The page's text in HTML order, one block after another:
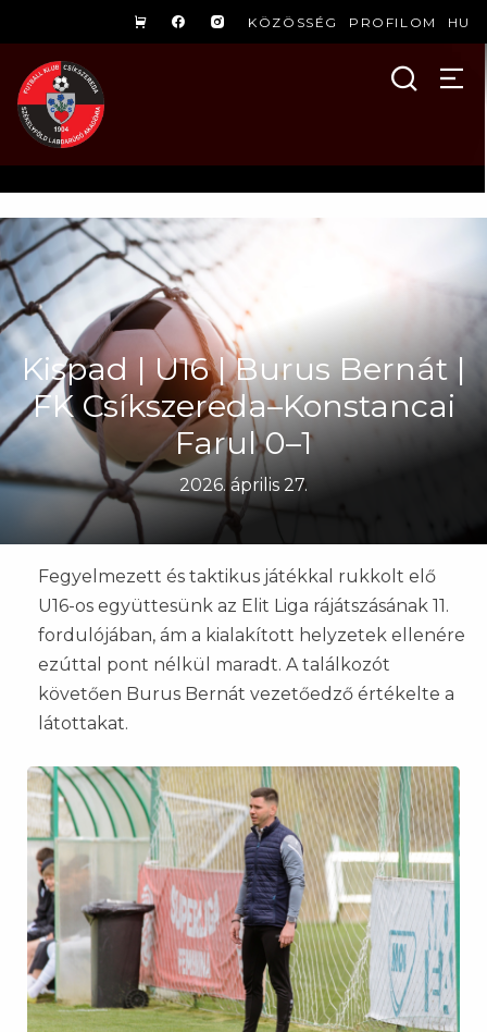
KÖZÖSSÉG PROFILOM HU
Kispad | U16 | Burus Bernát |
FK Csíkszereda–Konstancai
Farul 0–1
2026. április 27.
Fegyelmezett és taktikus játékkal rukkolt elő
U16-os együttesünk az Elit Liga rájátszásának 11.
fordulójában, ám a kialakított helyzetek ellenére
ezúttal pont nélkül maradt. A találkozót
követően Burus Bernát vezetőedző értékelte a
látottakat.